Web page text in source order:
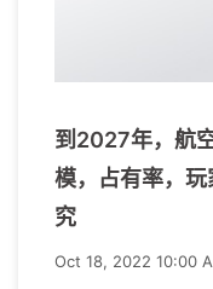
到2027年，航
模，占有率，
究
Oct 18, 2022 10:00